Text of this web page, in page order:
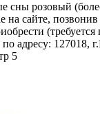
сны розовый
на сайте,
адресу: 127018,
5